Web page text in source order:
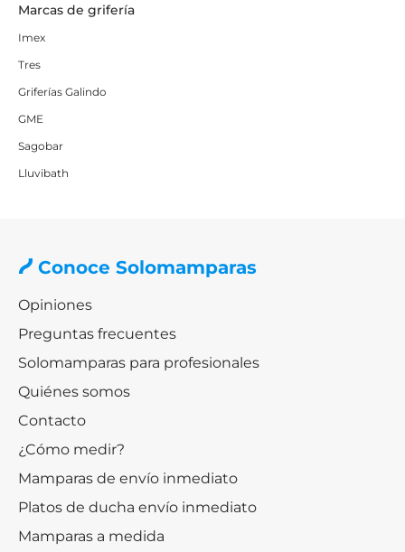
Marcas de grifería
Imex
Tres
Griferías Galindo
GME
Sagobar
Lluvibath
Conoce Solomamparas
Opiniones
Preguntas frecuentes
Solomamparas para profesionales
Quiénes somos
Contacto
¿Cómo medir?
Mamparas de envío inmediato
Platos de ducha envío inmediato
Mamparas a medida